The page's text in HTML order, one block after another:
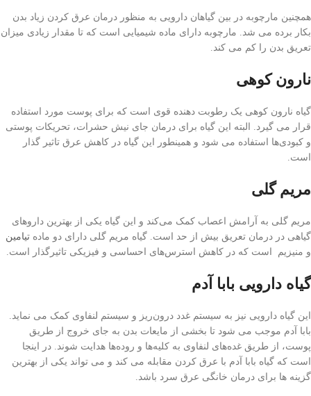
همچنین مارچوبه در بین گیاهان دارویی به منظور درمان عرق کردن زیاد بدن
بکار برده می شد. مارچوبه دارای ماده شیمیایی است که تا مقدار زیادی میزان
تعریق بدن را کم می کند.
نارون کوهی
گیاه نارون کوهی یک رطوبت دهنده قوی است که برای پوست مورد استفاده
قرار می گیرد. البته این گیاه برای درمان جای نیش حشرات، تحریکات پوستی
و کبودی‌ها استفاده می شود و همینطور این گیاه در کاهش عرق تاثیر گذار
است.
مریم ‌گلی
مریم ‌گلی به آرامش اعصاب کمک می‌کند و این گیاه یکی از بهترین داروهای
گیاهی در درمان تعریق بیش از حد است. گیاه مریم گلی دارای دو ماده تیامین
و منیزیم است که در کاهش استرس‌های احساسی و فیزیکی تاثیرگذار است.
گیاه دارویی بابا آدم
این گیاه دارویی نیز به سیستم غدد درون‌ریز و سیستم لنفاوی کمک می نماید.
بابا آدم موجب می شود تا بخشی از مایعات بدن به جای خروج از طریق
پوست، از طریق غده‌های لنفاوی به کلیه‌ها و روده‌ها هدایت شوند. در اینجا
است که گیاه بابا آدم با عرق کردن مقابله می کند و می تواند یکی از بهترین
گزینه ها برای درمان خانگی عرق سرد باشد.